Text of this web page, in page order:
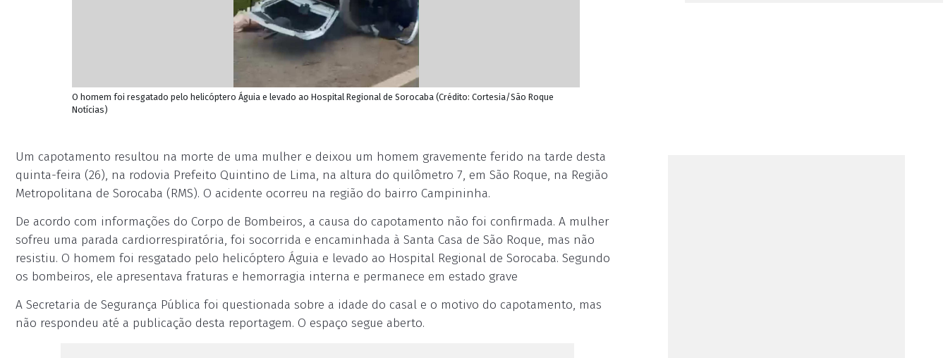
O homem foi resgatado pelo helicóptero Águia e levado ao Hospital Regional de Sorocaba (Crédito: Cortesia/São Roque
Notícias)
Um capotamento resultou na morte de uma mulher e deixou um homem gravemente ferido na tarde desta
quinta-feira (26), na rodovia Prefeito Quintino de Lima, na altura do quilômetro 7, em São Roque, na Região
Metropolitana de Sorocaba (RMS). O acidente ocorreu na região do bairro Campininha.
De acordo com informações do Corpo de Bombeiros, a causa do capotamento não foi confirmada. A mulher
sofreu uma parada cardiorrespiratória, foi socorrida e encaminhada à Santa Casa de São Roque, mas não
resistiu. O homem foi resgatado pelo helicóptero Águia e levado ao Hospital Regional de Sorocaba. Segundo
os bombeiros, ele apresentava fraturas e hemorragia interna e permanece em estado grave
A Secretaria de Segurança Pública foi questionada sobre a idade do casal e o motivo do capotamento, mas
não respondeu até a publicação desta reportagem. O espaço segue aberto.